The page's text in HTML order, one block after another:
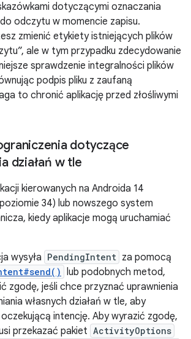
dotyczącymi oznaczania
odczytu w momencie zapisu.
zmienić etykiety istniejących plików
ale w tym przypadku zdecydowanie
sprawdzenie integralności plików
podpis pliku z zaufaną
to chronić aplikację przed złośliwymi
dotyczące
działań w tle
kierowanych na Androida 14
34) lub nowszego system
kiedy aplikacje mogą uruchamiać
wysyła PendingIntent za pomocą
lub podobnych metod,
zgodę, jeśli chce przyznać uprawnienia
własnych działań w tle, aby
intencję. Aby wyrazić zgodę,
przekazać pakiet ActivityOptions